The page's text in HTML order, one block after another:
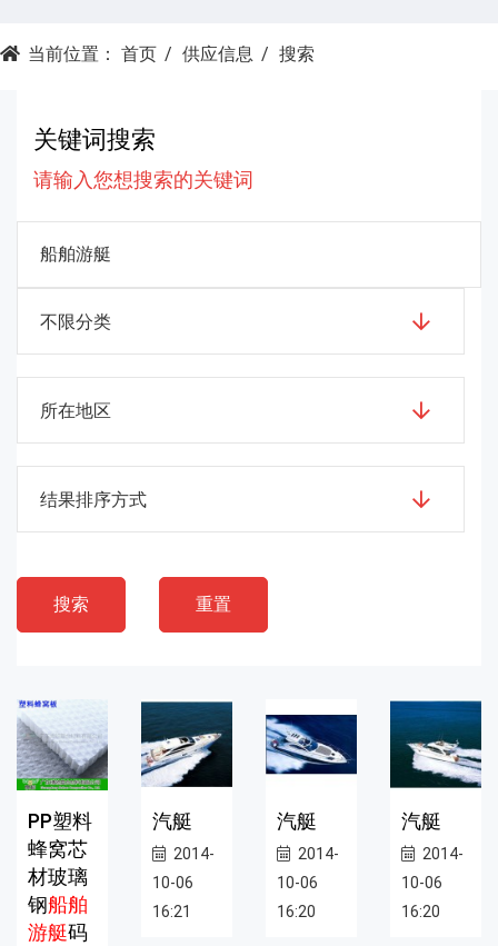
当前位置： 首页 供应信息 搜索
关键词搜索
请输入您想搜索的关键词
不限分类
所在地区
结果排序方式
搜索 重置
PP塑料
蜂窝芯
材玻璃
钢船舶
游艇码
汽艇
2014-
10-06
16:21
汽艇
2014-
10-06
16:20
汽艇
2014-
10-06
16:20